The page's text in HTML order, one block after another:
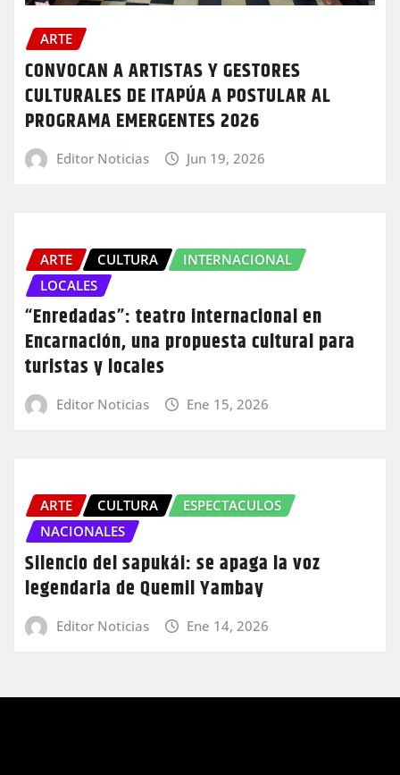
ARTE
CONVOCAN A ARTISTAS Y GESTORES
CULTURALES DE ITAPÚA A POSTULAR AL
PROGRAMA EMERGENTES 2026
Editor Noticias Jun 19, 2026
ARTE CULTURA
INTERNACIONAL
LOCALES
“Enredadas”: teatro internacional en
Encarnación, una propuesta cultural para
turistas y locales
Editor Noticias Ene 15, 2026
ARTE CULTURA
ESPECTACULOS
NACIONALES
Silencio del sapukái: se apaga la voz
legendaria de Quemil Yambay
Editor Noticias Ene 14, 2026